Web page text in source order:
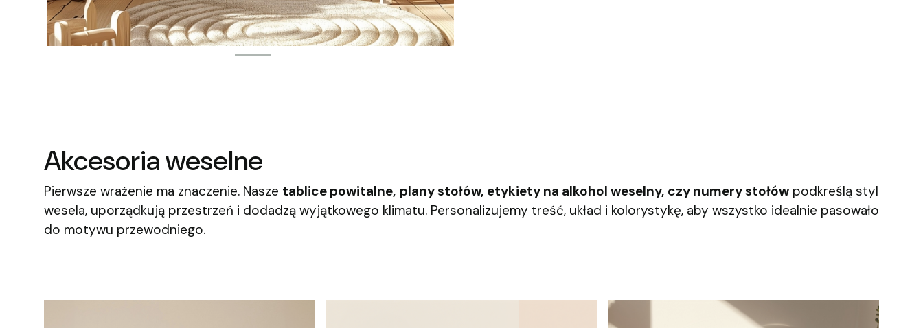
Akcesoria weselne
Pierwsze wrażenie ma znaczenie. Nasze tablice powitalne, plany stołów, etykiety na alkohol weselny, czy numery stołów podkreślą styl
wesela, uporządkują przestrzeń i dodadzą wyjątkowego klimatu. Personalizujemy treść, układ i kolorystykę, aby wszystko idealnie pasowało
do motywu przewodniego.